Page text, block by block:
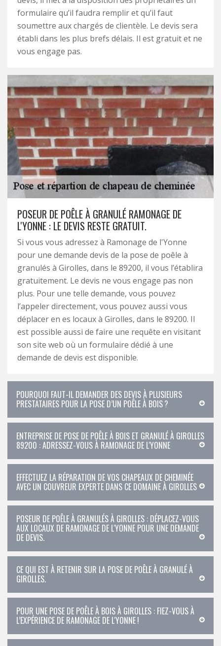
formulaire qu’il faudra remplir et qu’il faut
soumettre aux chargés de clientèle. Le devis sera
établi dans les plus brefs délais. Il est gratuit et ne
vous engage pas.
POSEUR DE POÊLE À GRANULÉ RAMONAGE DE
L'YONNE : LE DEVIS RESTE GRATUIT.
Si vous vous adressez à Ramonage de l'Yonne
pour une demande devis de la pose de poêle à
granulés à Girolles, dans le 89200, il vous l’établira
gratuitement. Le devis ne vous engage pas non
plus. Pour une telle demande, vous pouvez
l’appeler directement, vous pouvez aussi vous
déplacer en es locaux à Girolles, dans le 89200. Il
est possible aussi de faire une requête en visitant
son site web où un formulaire dédié à une
demande de devis est disponible.
POURQUOI FAUT-IL DEMANDER DES DEVIS À PLUSIEURS
PRESTATAIRES POUR LA POSE D’UN POÊLE À BOIS ?
ENTREPRISE DE POSE DE POÊLE À BOIS ET GRANULÉ À GIROLLES
89200 : ADRESSEZ-VOUS À RAMONAGE DE L'YONNE
EFFECTUEZ LA RÉPARATION DE VOS CHAPEAUX DE CHEMINÉE
AVEC UN COUVREUR EXPERTE DANS CE DOMAINE À GIROLLES
POSEUR DE POÊLE À GRANULÉS À GIROLLES : DÉPLACEZ-VOUS
AUX LOCAUX DE RAMONAGE DE L'YONNE POUR UNE DEMANDE
DE DEVIS.
CE QUI EST À RETENIR SUR LA POSE DE POÊLE À GRANULÉ À
GIROLLES.
POUR UNE POSE DE POÊLE À BOIS À GIROLLES : FIEZ-VOUS À
L’EXPÉRIENCE DE RAMONAGE DE L'YONNE !